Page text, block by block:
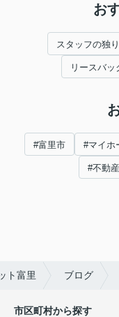
お
スタッフの独
リースバッ
#富里市 #マイホ
#不動
ト富里 ブログ
市区町村から探す